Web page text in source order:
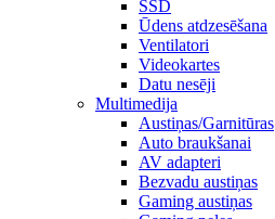
SSD
Ūdens atdzesēšana
Ventilatori
Videokartes
Datu nesēji
Multimedija
Austiņas/Garnitūras
Auto braukšanai
AV adapteri
Bezvadu austiņas
Gaming austiņas